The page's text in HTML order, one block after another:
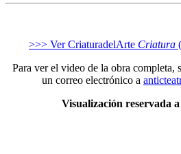
>>> Ver CriaturadelArte Criatura
Para ver el video de la obra completa,
un correo electrónico a
Visualización reservada